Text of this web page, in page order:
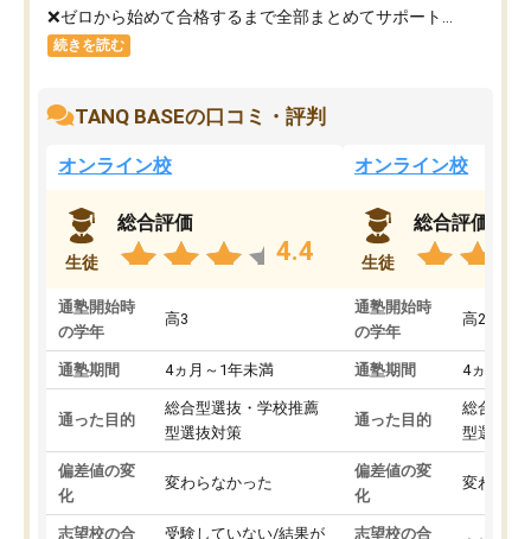
❌ゼロから始めて合格するまで全部まとめてサポート...
続きを読む
TANQ BASEの口コミ・評判
オンライン校
生徒
総合評価
4.4
通塾開始時
の学年
高3
通塾期間 4ヵ月～1年未満
通った目的
総合型選抜・学校推薦
型選抜対策
偏差値の変
化
変わらなかった
志望校の合
受験していない/結果が
オンライン校
生徒
総合評価
通塾開始時
の学年
高2
通塾期間 4ヵ月～1
通った目的
総合型選
型選抜対
偏差値の変
化
変わらな
志望校の合